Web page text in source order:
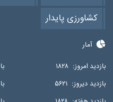
کشاورزی پایدار
آمار
بازدید امروز: ۱۸۲۸
بازدید دیروز: ۵۶۲۱